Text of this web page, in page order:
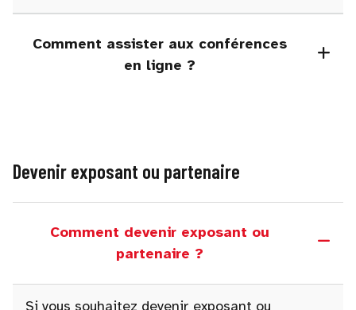
Comment assister aux conférences
en ligne ?
Devenir exposant ou partenaire
Comment devenir exposant ou
partenaire ?
Si vous souhaitez devenir exposant ou